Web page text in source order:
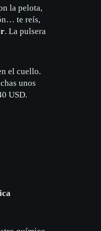
la pelota,
te reís,
. La pulsera
el cuello.
unos
USD.